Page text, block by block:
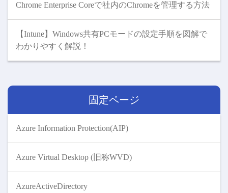
Chrome Enterprise Coreで社内のChromeを管理する方法
【Intune】Windows共有PCモードの設定手順を図解で
わかりやすく解説！
固定ページ
Azure Information Protection(AIP)
Azure Virtual Desktop (旧称WVD)
AzureActiveDirectory